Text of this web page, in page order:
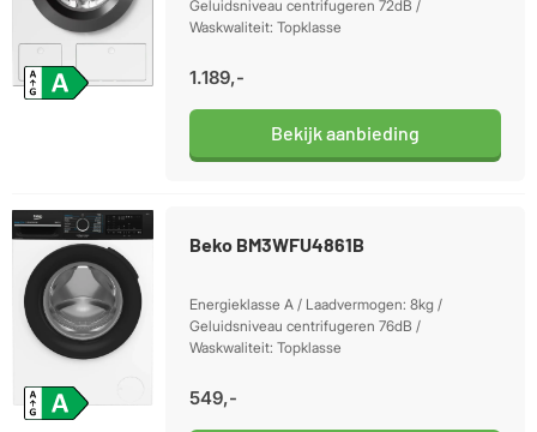
Geluidsniveau centrifugeren 72dB /
Waskwaliteit: Topklasse
1.189,-
Bekijk aanbieding
Beko BM3WFU4861B
Energieklasse A / Laadvermogen: 8kg /
Geluidsniveau centrifugeren 76dB /
Waskwaliteit: Topklasse
549,-